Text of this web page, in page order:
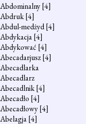
Abdominalny[4]
Abdruk[4]
Abdul-medżyd[4]
Abdykacja[4]
Abdykować [4]
Abecadarjusz[4]
Abecadlarka
Abecadlarz
Abecadlnik[4]
Abecadło [4]
Abecadłowy[4]
Abelagja[4]